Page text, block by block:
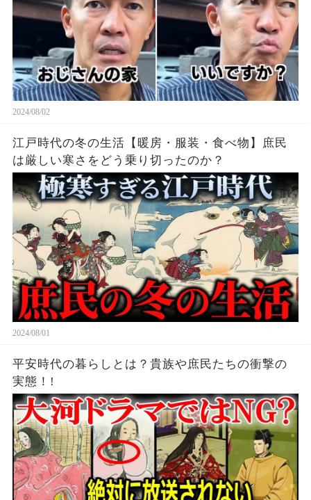
2024/08/02
江戸時代の冬の生活【暖房・服装・食べ物】庶民
は厳しい寒さをどう乗り切ったのか？
2024/08/01
平安時代の暮らしとは？貴族や庶民たちの衝撃の
実態！!